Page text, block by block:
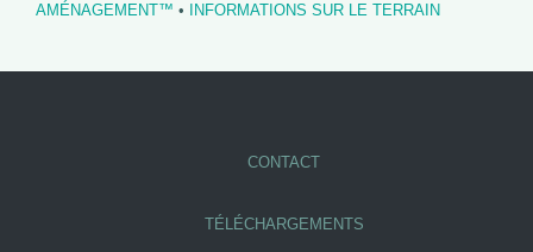
AMÉNAGEMENT™ • INFORMATIONS SUR LE TERRAIN
CONTACT
TÉLÉCHARGEMENTS